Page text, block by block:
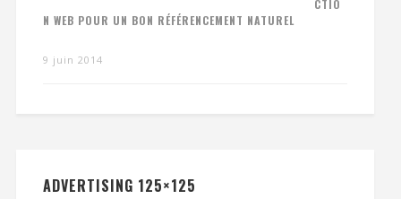
CTIO
N WEB POUR UN BON RÉFÉRENCEMENT NATUREL
9 juin 2014
ADVERTISING 125×125